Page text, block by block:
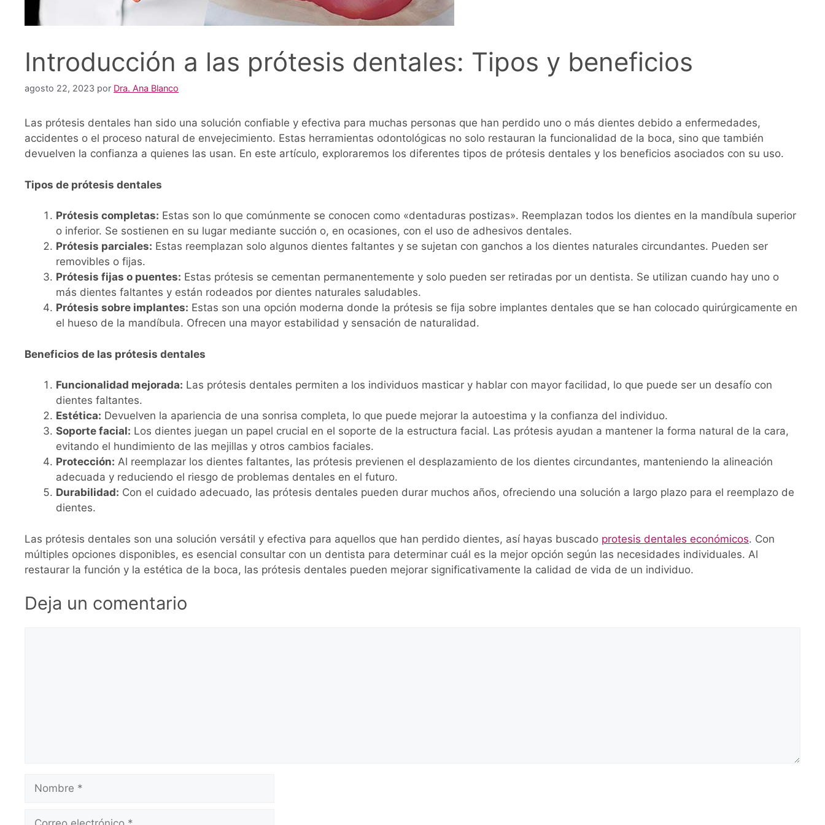
Introducción a las prótesis dentales: Tipos y beneficios
agosto 22, 2023 por Dra. Ana Blanco
Las prótesis dentales han sido una solución confiable y efectiva para muchas personas que han perdido uno o más dientes debido a enfermedades,
accidentes o el proceso natural de envejecimiento. Estas herramientas odontológicas no solo restauran la funcionalidad de la boca, sino que también
devuelven la confianza a quienes las usan. En este artículo, exploraremos los diferentes tipos de prótesis dentales y los beneficios asociados con su uso.
Tipos de prótesis dentales
Prótesis completas: Estas son lo que comúnmente se conocen como «dentaduras postizas». Reemplazan todos los dientes en la mandíbula superior
o inferior. Se sostienen en su lugar mediante succión o, en ocasiones, con el uso de adhesivos dentales.
Prótesis parciales: Estas reemplazan solo algunos dientes faltantes y se sujetan con ganchos a los dientes naturales circundantes. Pueden ser
removibles o fijas.
Prótesis fijas o puentes: Estas prótesis se cementan permanentemente y solo pueden ser retiradas por un dentista. Se utilizan cuando hay uno o
más dientes faltantes y están rodeados por dientes naturales saludables.
Prótesis sobre implantes: Estas son una opción moderna donde la prótesis se fija sobre implantes dentales que se han colocado quirúrgicamente en
el hueso de la mandíbula. Ofrecen una mayor estabilidad y sensación de naturalidad.
Beneficios de las prótesis dentales
Funcionalidad mejorada: Las prótesis dentales permiten a los individuos masticar y hablar con mayor facilidad, lo que puede ser un desafío con
dientes faltantes.
Estética: Devuelven la apariencia de una sonrisa completa, lo que puede mejorar la autoestima y la confianza del individuo.
Soporte facial: Los dientes juegan un papel crucial en el soporte de la estructura facial. Las prótesis ayudan a mantener la forma natural de la cara,
evitando el hundimiento de las mejillas y otros cambios faciales.
Protección: Al reemplazar los dientes faltantes, las prótesis previenen el desplazamiento de los dientes circundantes, manteniendo la alineación
adecuada y reduciendo el riesgo de problemas dentales en el futuro.
Durabilidad: Con el cuidado adecuado, las prótesis dentales pueden durar muchos años, ofreciendo una solución a largo plazo para el reemplazo de
dientes.
Las prótesis dentales son una solución versátil y efectiva para aquellos que han perdido dientes, así hayas buscado protesis dentales económicos. Con
múltiples opciones disponibles, es esencial consultar con un dentista para determinar cuál es la mejor opción según las necesidades individuales. Al
restaurar la función y la estética de la boca, las prótesis dentales pueden mejorar significativamente la calidad de vida de un individuo.
Deja un comentario
Nombre
Correo